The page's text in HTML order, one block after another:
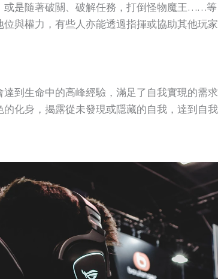
是隨著破關、破解任務，打倒怪物魔王……
與權力，有些人亦能透過指揮或協助其他玩
到生命中的高峰經驗，滿足了自我實現的需
化身，揭露從未發現或隱藏的自我，達到自我